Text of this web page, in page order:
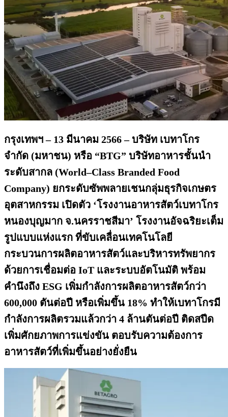
กรุงเทพฯ – 13 มีนาคม 2566–บริษัท เบทาโกร
จำกัด (มหาชน) หรือ “BTG” บริษัทอาหารชั้นนำ
ระดับสากล (World–Class Branded Food
Company) ยกระดับซัพพลายเชนกลุ่มธุรกิจเกษตร
อุตสาหกรรม เปิดตัว ‘โรงงานอาหารสัตว์เบทาโกร
หนองบุญมาก จ.นครราชสีมา’ โรงงานอัจฉริยะเต็ม
รูปแบบแห่งแรก ที่ขับเคลื่อนเทคโนโลยี
กระบวนการผลิตอาหารสัตว์และบริหารทรัพยากร
ด้วยการเชื่อมต่อ IoT และระบบอัตโนมัติ พร้อม
คำนึงถึง ESG เพิ่มกำลังการผลิตอาหารสัตว์กว่า
600,000 ตันต่อปี หรือเพิ่มขึ้น 18% ทำให้เบทาโกรมี
กำลังการผลิตรวมแล้วกว่า 4 ล้านตันต่อปี ติดสปีด
เพิ่มศักยภาพการแข่งขัน ตอบรับความต้องการ
อาหารสัตว์ที่เพิ่มขึ้นอย่างยั่งยืน